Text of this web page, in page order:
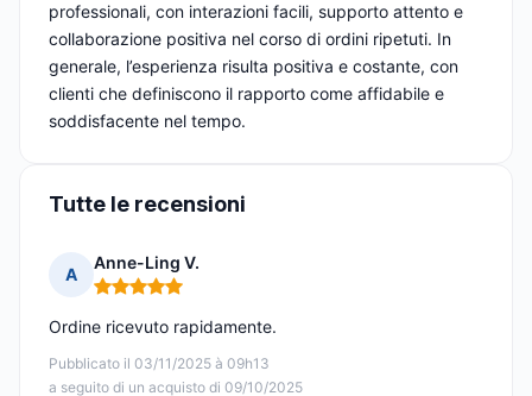
professionali, con interazioni facili, supporto attento e
collaborazione positiva nel corso di ordini ripetuti. In
generale, l’esperienza risulta positiva e costante, con
clienti che definiscono il rapporto come affidabile e
soddisfacente nel tempo.
Tutte le recensioni
A
Anne-Ling V.
Nota: 5 su 5
Pubblicato il 03/11/2025 à 09h13
a seguito di un acquisto di 09/10/2025
Ordine ricevuto rapidamente.